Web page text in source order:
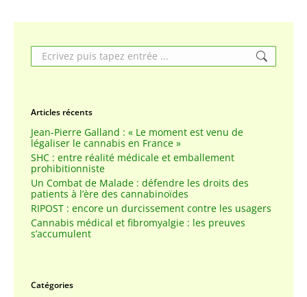
Search:
Articles récents
Jean-Pierre Galland : « Le moment est venu de
légaliser le cannabis en France »
SHC : entre réalité médicale et emballement
prohibitionniste
Un Combat de Malade : défendre les droits des
patients à l’ère des cannabinoïdes
RIPOST : encore un durcissement contre les usagers
Cannabis médical et fibromyalgie : les preuves
s’accumulent
Catégories